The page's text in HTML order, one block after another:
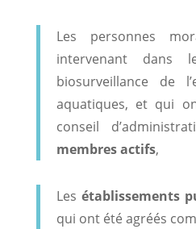
Les personnes
intervenant dans
biosurveillance de
aquatiques, et qui
conseil
membres actifs,
Les établissements
qui ont été agréés